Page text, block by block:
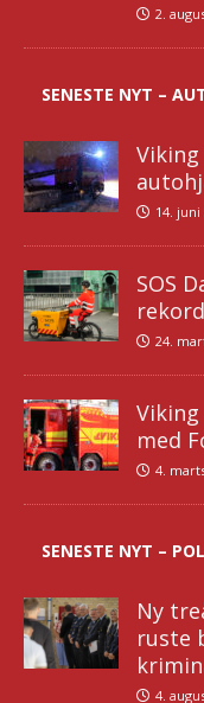
2.
SENESTE NYT –
14. juni
SOS
24.
med
4.
SENESTE NYT –
Ny
ruste
4.